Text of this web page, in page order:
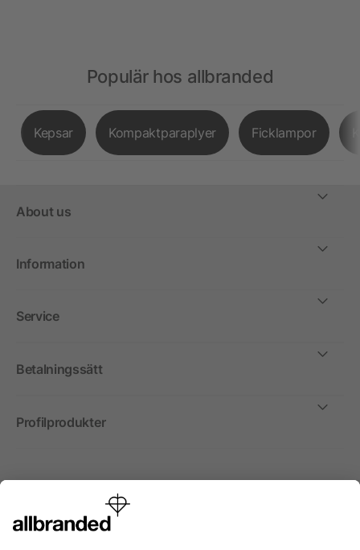
Populär hos allbranded
Kepsar Kompaktparaplyer Ficklampor
About us
Information
Service
Betalningssätt
Profilprodukter
Internationellt